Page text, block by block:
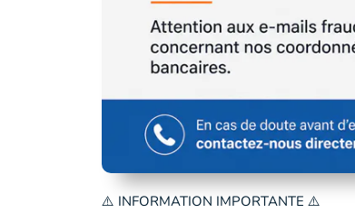
⚠️ INFORMATION IMPORTANTE ⚠️